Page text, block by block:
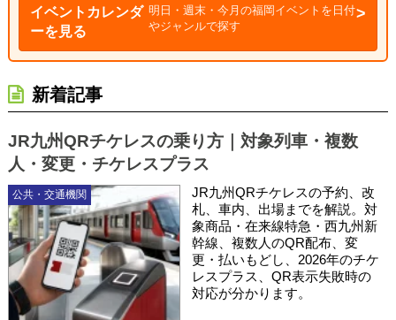
イベントカレンダ
ーを見る
明日・週末・今月の福岡イベントを日付
やジャンルで探す
新着記事
公共・交通機関
JR九州QRチケレスの乗り方｜対象列車・複数
人・変更・チケレスプラス
JR九州QRチケレスの予約、改
札、車内、出場までを解説。対
象商品・在来線特急・西九州新
幹線、複数人のQR配布、変
更・払いもどし、2026年のチケ
レスプラス、QR表示失敗時の
対応が分かります。